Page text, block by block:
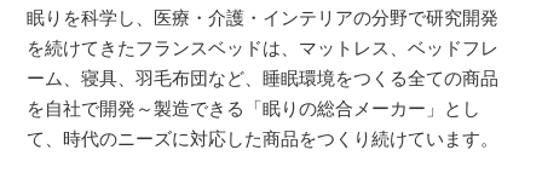
眠りを科学し、医療・介護・インテリアの分野で研究開発
を続けてきたフランスベッドは、マットレス、ベッドフレ
ーム、寝具、羽毛布団など、睡眠環境をつくる全ての商品
を自社で開発～製造できる「眠りの総合メーカー」とし
て、時代のニーズに対応した商品をつくり続けています。